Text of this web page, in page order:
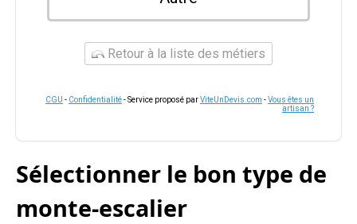
Retour à la liste des métiers
CGU - Confidentialité- Service proposé parViteUnDevis.com -Vous êtes un
artisan ?
Sélectionner le bon type de
monte-escalier